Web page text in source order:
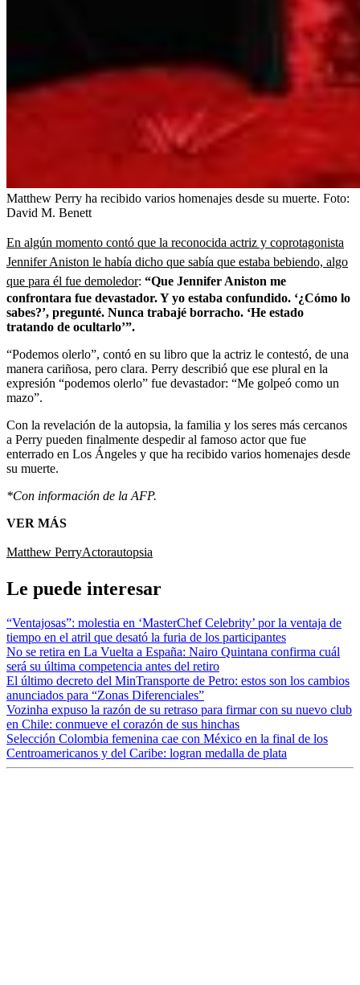
Matthew Perry ha recibido varios homenajes desde su muerte. Foto:
David M. Benett
En algún momento contó que la reconocida actriz y coprotagonista
Jennifer Aniston le había dicho que sabía que estaba bebiendo, algo
que para él fue demoledor: “Que Jennifer Aniston me
confrontara fue devastador. Y yo estaba confundido. ‘¿Cómo lo
sabes?’, pregunté. Nunca trabajé borracho. ‘He estado
tratando de ocultarlo’”.
“Podemos olerlo”, contó en su libro que la actriz le contestó, de una
manera cariñosa, pero clara. Perry describió que ese plural en la
expresión “podemos olerlo” fue devastador: “Me golpeó como un
mazo”.
Con la revelación de la autopsia, la familia y los seres más cercanos
a Perry pueden finalmente despedir al famoso actor que fue
enterrado en Los Ángeles y que ha recibido varios homenajes desde
su muerte.
*Con información de la AFP.
VER MÁS
Matthew PerryActorautopsia
Le puede interesar
“Ventajosas”: molestia en ‘MasterChef Celebrity’ por la ventaja de
tiempo en el atril que desató la furia de los participantes
No se retira en La Vuelta a España: Nairo Quintana confirma cuál
será su última competencia antes del retiro
El último decreto del MinTransporte de Petro: estos son los cambios
anunciados para “Zonas Diferenciales”
Vozinha expuso la razón de su retraso para firmar con su nuevo club
en Chile: conmueve el corazón de sus hinchas
Selección Colombia femenina cae con México en la final de los
Centroamericanos y del Caribe: logran medalla de plata